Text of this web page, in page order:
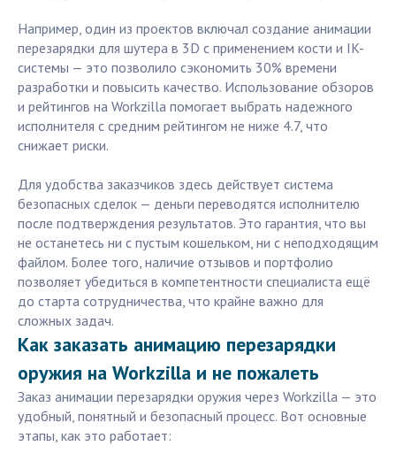
Например, один из проектов включал создание анимации
перезарядки для шутера в 3D с применением кости и IK-
системы — это позволило сэкономить 30% времени
разработки и повысить качество. Использование обзоров
и рейтингов на Workzilla помогает выбрать надежного
исполнителя с средним рейтингом не ниже 4.7, что
снижает риски.
Для удобства заказчиков здесь действует система
безопасных сделок — деньги переводятся исполнителю
после подтверждения результатов. Это гарантия, что вы
не останетесь ни с пустым кошельком, ни с неподходящим
файлом. Более того, наличие отзывов и портфолио
позволяет убедиться в компетентности специалиста ещё
до старта сотрудничества, что крайне важно для
сложных задач.
Как заказать анимацию перезарядки
оружия на Workzilla и не пожалеть
Заказ анимации перезарядки оружия через Workzilla — это
удобный, понятный и безопасный процесс. Вот основные
этапы, как это работает: